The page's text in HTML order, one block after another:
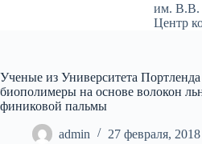
им. В.В.
Центр
Ученые из Университета Портленда
биополимеры на основе волокон
финиковой пальмы
admin 27 февраля, 2018